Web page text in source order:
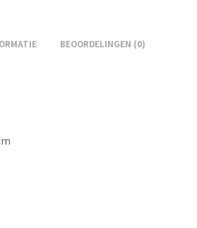
BEOORDELINGEN (0)